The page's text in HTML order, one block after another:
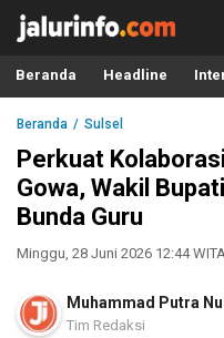
Info Terbaru, Berita Terkini
Terkini, Akurat dan
Beranda Headline
Beranda Sulsel
Perkuat
Gowa, Wakil
Bunda Guru
Minggu, 28 Juni 2026 12:44
Muhammad Putra
Tim Redaksi